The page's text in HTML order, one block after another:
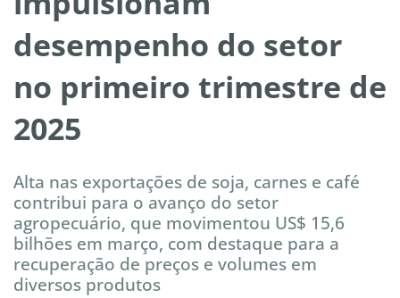
desempenho do setor
no primeiro trimestre de
2025
Alta nas exportações de soja, carnes e café
contribui para o avanço do setor
agropecuário, que movimentou US$ 15,6
bilhões em março, com destaque para a
recuperação de preços e volumes em
diversos produtos